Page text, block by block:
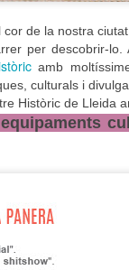
de la nostra
per descobrir-lo.
amb
culturals i
Històric de Lleida